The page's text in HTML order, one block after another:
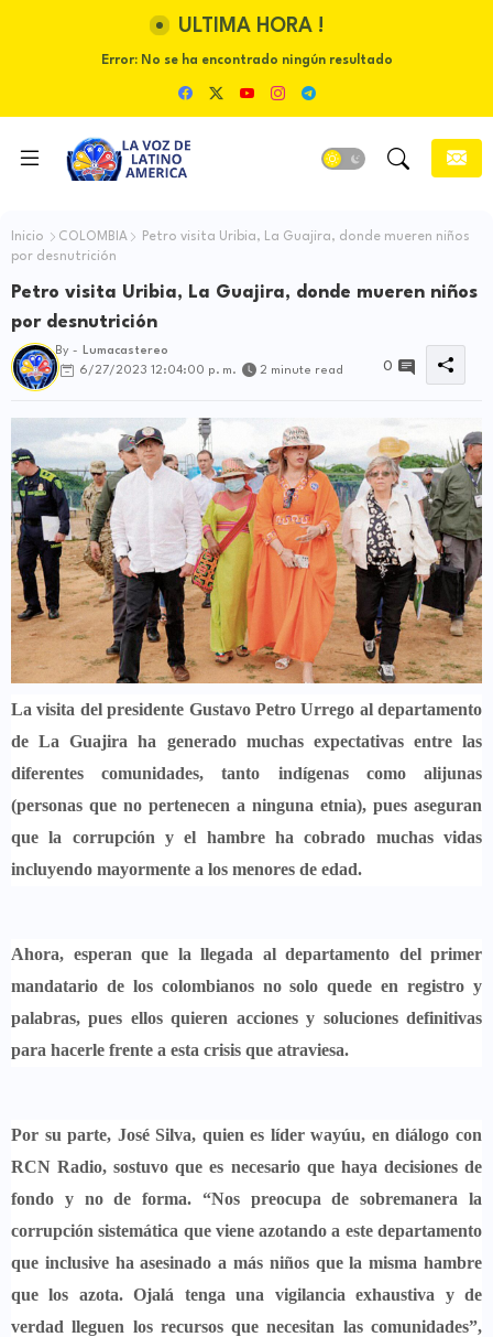
ULTIMA HORA !
Error:No se ha encontrado ningún resultado
Inicio COLOMBIA
Petro visita Uribia, La Guajira, donde mueren niños
por desnutrición
Petro visita Uribia, La Guajira, donde mueren niños
por desnutrición
By -
Lumacastereo
6/27/2023 12:04:00 p. m.
2 minute read 0
La visita del presidente Gustavo Petro Urrego al departamento
de La Guajira ha generado muchas expectativas entre las
diferentes comunidades, tanto indígenas como alijunas
(personas que no pertenecen a ninguna etnia), pues aseguran
que la corrupción y el hambre ha cobrado muchas vidas
incluyendo mayormente a los menores de edad.
Ahora, esperan que la llegada al departamento del primer
mandatario de los colombianos no solo quede en registro y
palabras, pues ellos quieren acciones y soluciones definitivas
para hacerle frente a esta crisis que atraviesa.
Por su parte, José Silva, quien es líder wayúu, en diálogo con
RCN Radio,sostuvo que es necesario que haya decisiones de
fondo y no de forma. “Nos preocupa de sobremanera la
corrupción sistemática que viene azotando a este departamento
que inclusive ha asesinado a más niños que la misma hambre
que los azota. Ojalá tenga una vigilancia exhaustiva y de
verdad lleguen los recursos que necesitan las comunidades”,